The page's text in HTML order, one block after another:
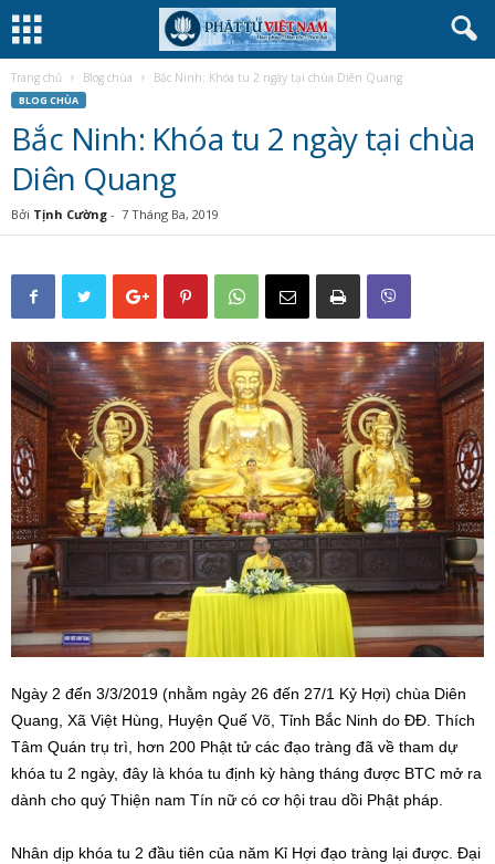
Trang chủ Blog chùa Bắc Ninh: Khóa tu 2 ngày tại chùa Diên Quang
BLOG CHÙA
Bắc Ninh: Khóa tu 2 ngày tại chùa
Diên Quang
Bởi Tịnh Cường - 7 Tháng Ba, 2019
Ngày 2 đến 3/3/2019 (nhằm ngày 26 đến 27/1 Kỷ Hợi) chùa Diên
Quang, Xã Việt Hùng, Huyện Quế Võ, Tỉnh Bắc Ninh do ĐĐ. Thích
Tâm Quán trụ trì, hơn 200 Phật tử các đạo tràng đã về tham dự
khóa tu 2 ngày, đây là khóa tu định kỳ hàng tháng được BTC mở ra
dành cho quý Thiện nam Tín nữ có cơ hội trau dồi Phật pháp.
Nhân dịp khóa tu 2 đầu tiên của năm Kỉ Hợi đạo tràng lại được. Đại